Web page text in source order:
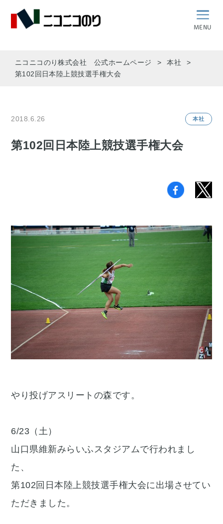
MENU
ニコニコのり株式会社 公式ホームページ
本社
第102回日本陸上競技選手権大会
2018.6.26 本社
第102回日本陸上競技選手権大会
やり投げアスリートの森です。
6/23（土）
山口県維新みらいふスタジアムで行われまし
た、
第102回日本陸上競技選手権大会に出場させてい
ただきました。